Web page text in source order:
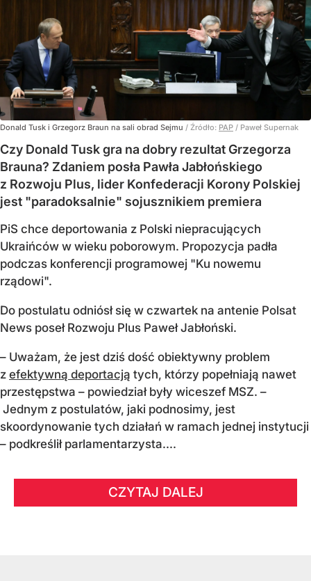
Donald Tusk i Grzegorz Braun na sali obrad Sejmu / Źródło: PAP / Paweł Supernak
Czy Donald Tusk gra na dobry rezultat Grzegorza
Brauna? Zdaniem posła Pawła Jabłońskiego
z Rozwoju Plus, lider Konfederacji Korony Polskiej
jest "paradoksalnie" sojusznikiem premiera
PiS chce deportowania z Polski niepracujących
Ukraińców w wieku poborowym. Propozycja padła
podczas konferencji programowej "Ku nowemu
rządowi".
Do postulatu odniósł się w czwartek na antenie Polsat
News poseł Rozwoju Plus Paweł Jabłoński.
– Uważam, że jest dziś dość obiektywny problem
z efektywną deportacją tych, którzy popełniają nawet
przestępstwa – powiedział były wiceszef MSZ. –
Jednym z postulatów, jaki podnosimy, jest
skoordynowanie tych działań w ramach jednej instytucji
– podkreślił parlamentarzysta....
CZYTAJ DALEJ